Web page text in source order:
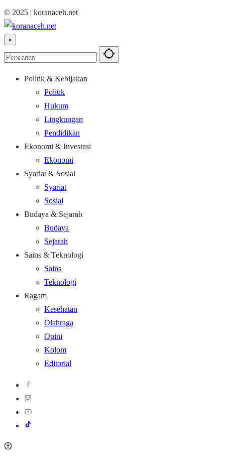
© 2025 | koranaceh.net
×
Politik & Kebijakan
Politik
Hukum
Lingkungan
Pendidikan
Ekonomi & Investasi
Ekonomi
Syariat & Sosial
Syariat
Sosial
Budaya & Sejarah
Budaya
Sejarah
Sains & Teknologi
Sains
Teknologi
Ragam
Kesehatan
Olahraga
Opini
Kolom
Editorial